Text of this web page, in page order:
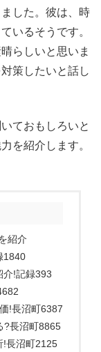
した。彼は、時
いるそうです。
らしいと思いま
策したいと話し
ておもしろいと
を紹介します。
紹介
1840
介!記録393
!長沼町6387
?長沼町8865
!長沼町2125